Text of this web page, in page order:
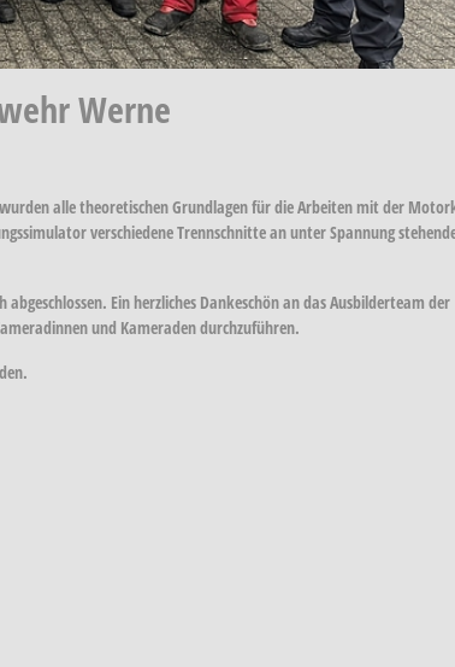
Werne
alle theoretischen Grundlagen für die Arbeiten mit der
verschiedene Trennschnitte an unter Spannung
Ein herzliches Dankeschön an das Ausbilderteam der
und Kameraden durchzuführen.